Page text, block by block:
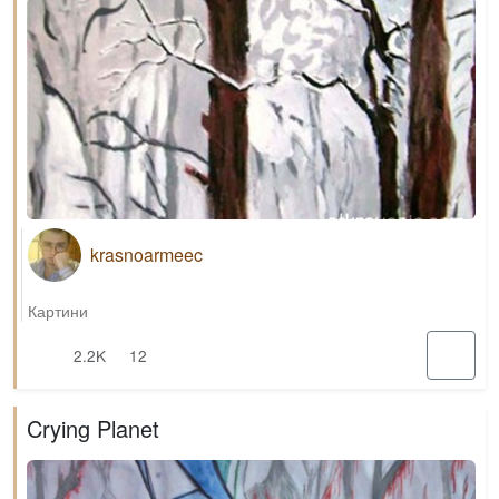
krasnoarmeec
Картини
2.2K
12
Crying Planet